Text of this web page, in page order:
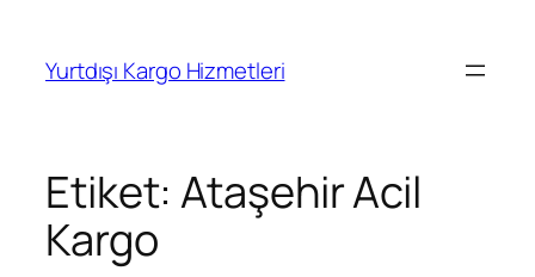
Yurtdışı Kargo Hizmetleri
Etiket:Ataşehir Acil
Kargo